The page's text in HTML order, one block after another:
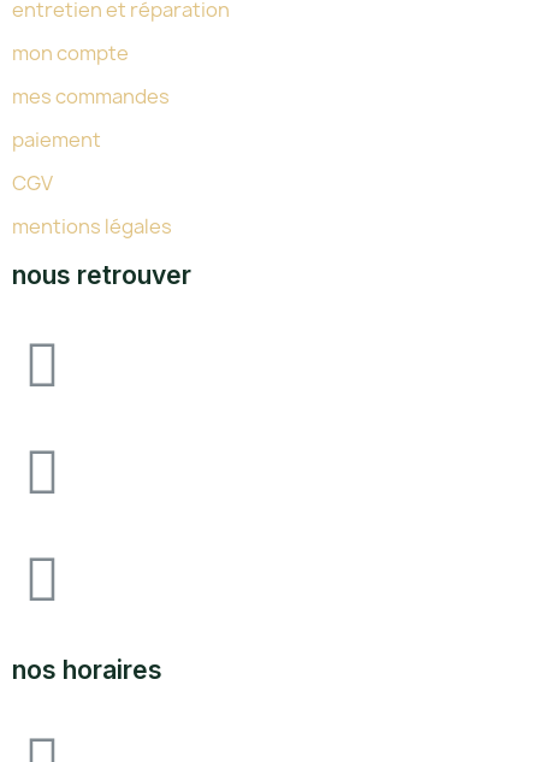
entretien et réparation
mon compte
mes commandes
paiement
CGV
mentions légales
nous retrouver
nos horaires